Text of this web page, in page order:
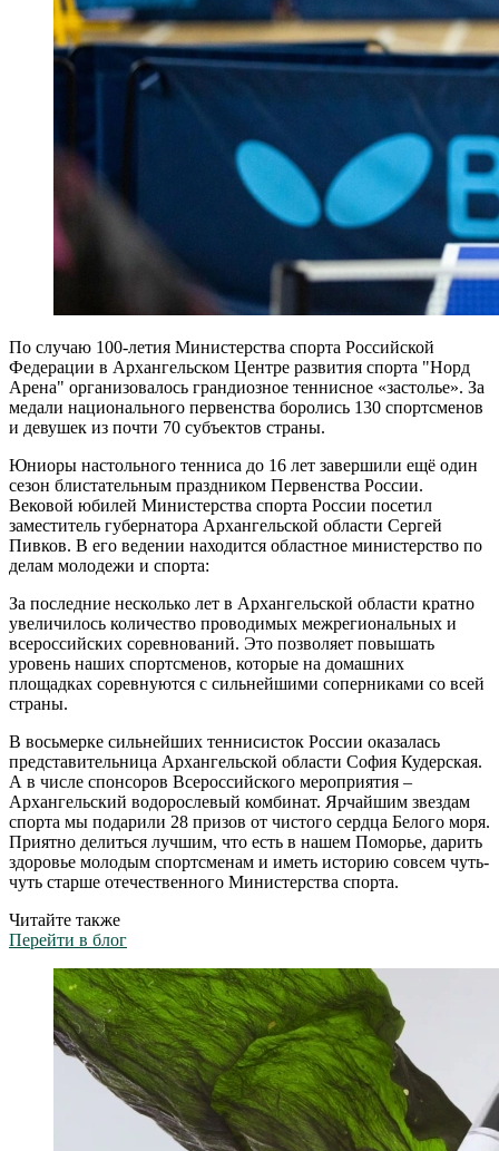
По случаю 100-летия Министерства спорта Российской
Федерации в Архангельском Центре развития спорта "Норд
Арена" организовалось грандиозное теннисное «застолье». За
медали национального первенства боролись 130 спортсменов
и девушек из почти 70 субъектов страны.
Юниоры настольного тенниса до 16 лет завершили ещё один
сезон блистательным праздником Первенства России.
Вековой юбилей Министерства спорта России посетил
заместитель губернатора Архангельской области Сергей
Пивков. В его ведении находится областное министерство по
делам молодежи и спорта:
За последние несколько лет в Архангельской области кратно
увеличилось количество проводимых межрегиональных и
всероссийских соревнований. Это позволяет повышать
уровень наших спортсменов, которые на домашних
площадках соревнуются с сильнейшими соперниками со всей
страны.
В восьмерке сильнейших теннисисток России оказалась
представительница Архангельской области София Кудерская.
А в числе спонсоров Всероссийского мероприятия –
Архангельский водорослевый комбинат. Ярчайшим звездам
спорта мы подарили 28 призов от чистого сердца Белого моря.
Приятно делиться лучшим, что есть в нашем Поморье, дарить
здоровье молодым спортсменам и иметь историю совсем чуть-
чуть старше отечественного Министерства спорта.
Читайте также
Перейти в блог